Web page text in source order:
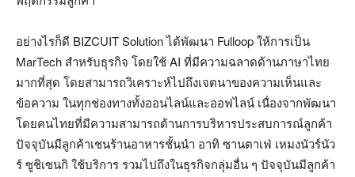
อย่างไรก็ดี BIZCUIT Solution ได้พัฒนา Fulloop ให้การเป็น
MarTech สำหรับธุรกิจ โดยใช้ AI ที่มีความฉลาดด้านภาษาไทย
มากที่สุด โดยสามารถวิเคราะห์ไปถึงเจตนาของความเห็นและ
ข้อความ ในทุกช่องทางทั้งออนไลน์และออฟไลน์ เนื่องจากพัฒนา
โดยคนไทยที่มีความสามารถด้านการบริหารประสบการณ์ลูกค้า
ปัจจุบันมีลูกค้าเชนร้านอาหารชั้นนำ อาทิ ซานตาเฟ่ เหมงนัวร์นัว
ร์ ซูชิเซนกิ ใช้บริการ รวมไปถึงในธุรกิจกลุ่มอื่น ๆ ปัจจุบันมีลูกค้า